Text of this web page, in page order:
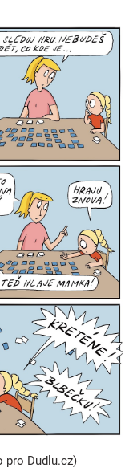
pro Dudlu.cz)